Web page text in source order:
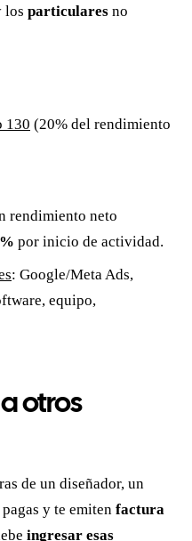
los particulares no
130 (20% del rendimiento
rendimiento neto
por inicio de actividad.
: Google/Meta Ads,
equipo,
otros
de un diseñador, un
y te emiten factura
ingresar esas